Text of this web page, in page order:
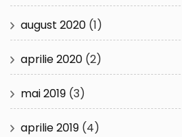
august 2020 (1)
aprilie 2020 (2)
mai 2019 (3)
aprilie 2019 (4)